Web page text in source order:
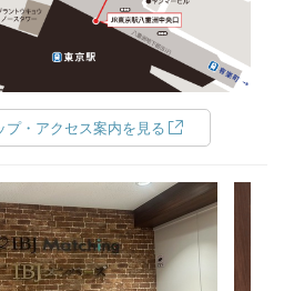
プ・アクセス案内を見る